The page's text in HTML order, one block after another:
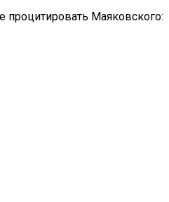
процитировать Маяковского: